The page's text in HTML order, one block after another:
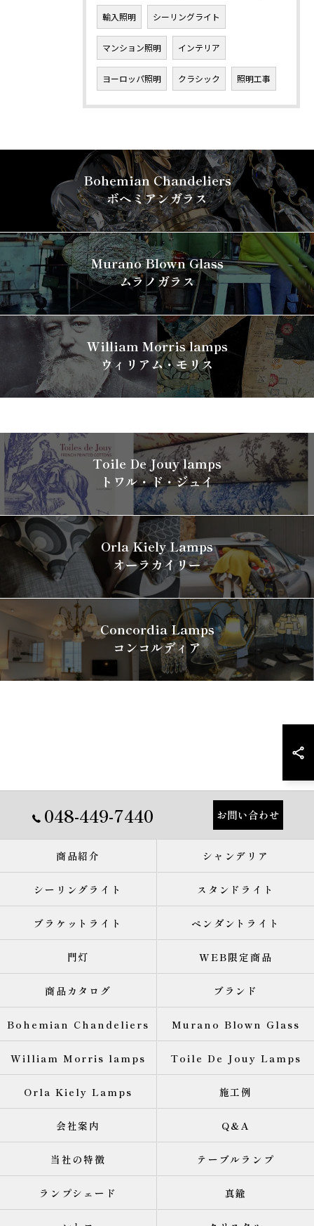
輸入照明 シーリングライト
マンション照明 インテリア
ヨーロッパ照明 クラシック 照明工事
Bohemian Chandeliers
ボヘミアンガラス
Murano Blown Glass
ムラノガラス
William Morris lamps
ウィリアム・モリス
Toile De Jouy lamps
トワル・ド・ジュイ
Orla Kiely Lamps
オーラカイリー
Concordia Lamps
コンコルディア
048-449-7440 お問い合わせ
商品紹介 シャンデリア
シーリングライト スタンドライト
ブラケットライト ペンダントライト
門灯 WEB限定商品
商品カタログ ブランド
Bohemian Chandeliers Murano Blown Glass
William Morris lamps Toile De Jouy Lamps
Orla Kiely Lamps 施工例
会社案内 Q&A
当社の特徴 テーブルランプ
ランプシェード 真鍮